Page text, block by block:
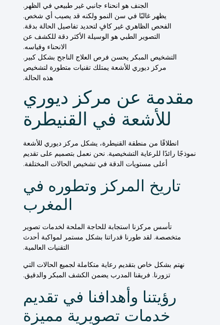
الجنف هو انحناء جانبي غير طبيعي في الظهر.
يظهر غالبًا في سن النمو ولكنه قد يصيب أي شخص.
الفحص الظاهري غير كافٍ لتحديد تفاصيل الحالة بدقة.
التصوير الطبي هو الوسيلة الأكثر دقة للكشف عن
الانحناء وقياسه.
التشخيص المبكر يحسن فرص العلاج الناجح بشكل كبير.
مركز ديوري للأشعة يمتلك تقنيات متطورة لتشخيص
هذه الحالة.
مقدمة عن مركز ديوري
للأشعة في القنيطرة
انطلاقًا من منطقة القنيطرة، يشكل مركز ديوري للأشعة
نموذجًا رائدًا للرعاية التشخيصية. نحن نعمل بتصميم على تقديم
أعلى مستويات الدقة فيتشخيص الحالات المختلفة.
تاريخ المركز وتطوره في
المغرب
تأسس مركزنا استجابة للحاجة الملحة لخدمات تصوير
متخصصة. لقد طورنا قدراتنا بشكل مستمر لمواكبة أحدث
التقنيات العالمية.
نهتم بشكل خاص بتقديم رعاية متكاملة لجميع الحالات التي
تزورنا. فريقنا المدرب يضمن الكشف المبكر والدقيق.
رؤيتنا وأهدافنا في تقديم
خدمات تصويرية مميزة